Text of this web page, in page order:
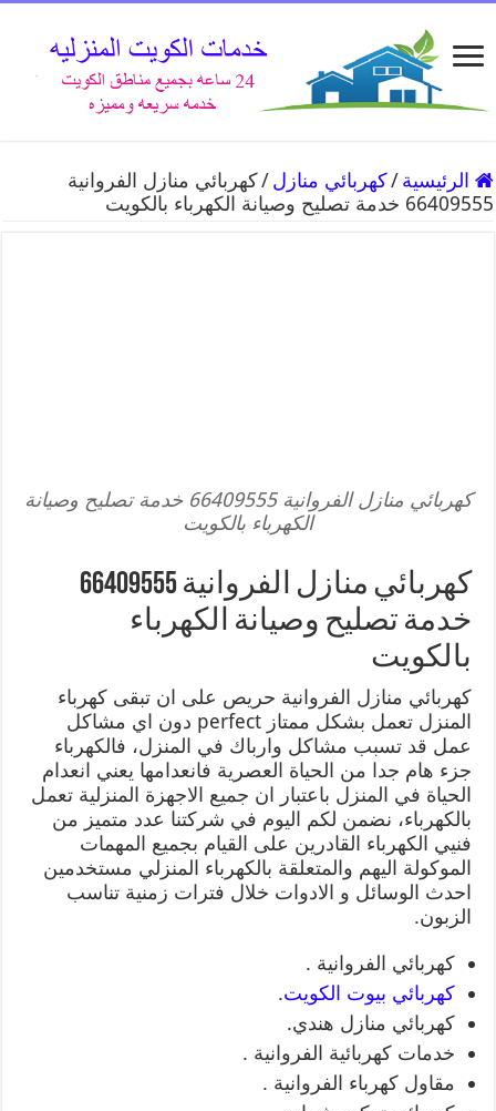
الرئيسية /كهربائي منازل /كهربائي منازل الفروانية
66409555 خدمة تصليح وصيانة الكهرباء بالكويت
كهربائي منازل الفروانية 66409555 خدمة تصليح وصيانة
الكهرباء بالكويت
كهربائي منازل الفروانية 66409555
خدمة تصليح وصيانة الكهرباء
بالكويت
كهربائي منازل الفروانية حريص على ان تبقى كهرباء
المنزل تعمل بشكل ممتاز perfect دون اي مشاكل
عمل قد تسبب مشاكل وارباك في المنزل، فالكهرباء
جزء هام جدا من الحياة العصرية فانعدامها يعني انعدام
الحياة في المنزل باعتبار ان جميع الاجهزة المنزلية تعمل
بالكهرباء، نضمن لكم اليوم في شركتنا عدد متميز من
فنيي الكهرباء القادرين على القيام بجميع المهمات
الموكولة اليهم والمتعلقة بالكهرباء المنزلي مستخدمين
احدث الوسائل و الادوات خلال فترات زمنية تناسب
الزبون.
كهربائي الفروانية .
كهربائي بيوت الكويت.
كهربائي منازل هندي.
خدمات كهربائية الفروانية .
مقاول كهرباء الفروانية .